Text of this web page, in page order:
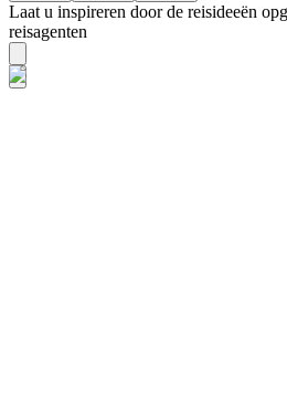
Laat u inspireren door de reisideeën
reisagenten